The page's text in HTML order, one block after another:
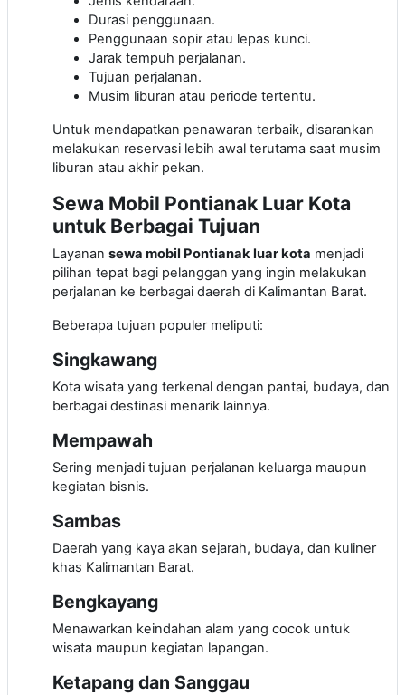
Durasi penggunaan.
Penggunaan sopir atau lepas kunci.
Jarak tempuh perjalanan.
Tujuan perjalanan.
Musim liburan atau periode tertentu.
Untuk mendapatkan penawaran terbaik, disarankan
melakukan reservasi lebih awal terutama saat musim
liburan atau akhir pekan.
Sewa Mobil Pontianak Luar Kota
untuk Berbagai Tujuan
Layanan sewa mobil Pontianak luar kota menjadi
pilihan tepat bagi pelanggan yang ingin melakukan
perjalanan ke berbagai daerah di Kalimantan Barat.
Beberapa tujuan populer meliputi:
Singkawang
Kota wisata yang terkenal dengan pantai, budaya, dan
berbagai destinasi menarik lainnya.
Mempawah
Sering menjadi tujuan perjalanan keluarga maupun
kegiatan bisnis.
Sambas
Daerah yang kaya akan sejarah, budaya, dan kuliner
khas Kalimantan Barat.
Bengkayang
Menawarkan keindahan alam yang cocok untuk
wisata maupun kegiatan lapangan.
Ketapang dan Sanggau